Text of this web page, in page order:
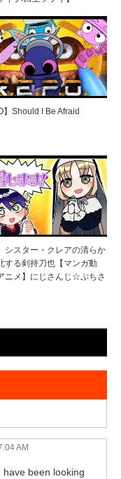
】Should I Be Afraid
シスター・クレアの清らか
する剣持刀也【マンガ動
ニメ】にじさんじ☆ぷちさ
AM
been looking